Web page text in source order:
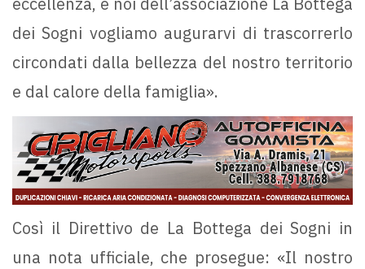
dei Sogni vogliamo augurarvi di trascorrerlo
circondati dalla bellezza del nostro territorio
e dal calore della famiglia».
Così il Direttivo de La Bottega dei Sogni in
una nota ufficiale, che prosegue: «Il nostro